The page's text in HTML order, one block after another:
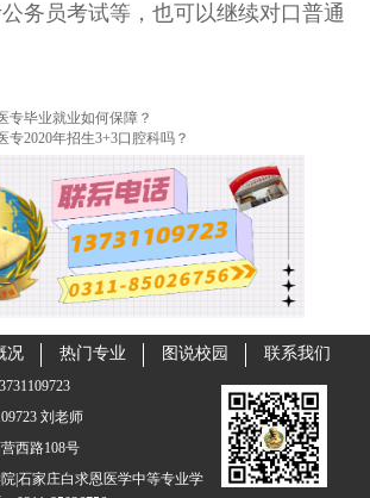
务员考试等，也可以继续对口普通
专毕业就业如何保障？
专2020年招生3+3口腔科吗？
况 热门专业 图说校园 联系我们
刘老师
西路108号
|石家庄白求恩医学中等专业学